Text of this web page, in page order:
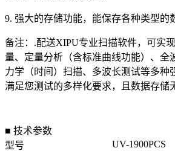
9. 强大的存储功能，能保存各种类型的
备注：.配送XIPU专业扫描软件，可实
量、定量分析（含标准曲线功能）、全
力学（时间）扫描、多波长测试等多种
满足您测试的多样化要求，且数据存储
■ 技术参数
型号
UV-1900PCS